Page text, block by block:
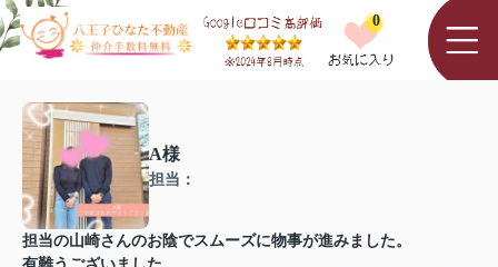
0
A様
担当：
担当の山崎さんのお陰でスムーズに物事が進みました。